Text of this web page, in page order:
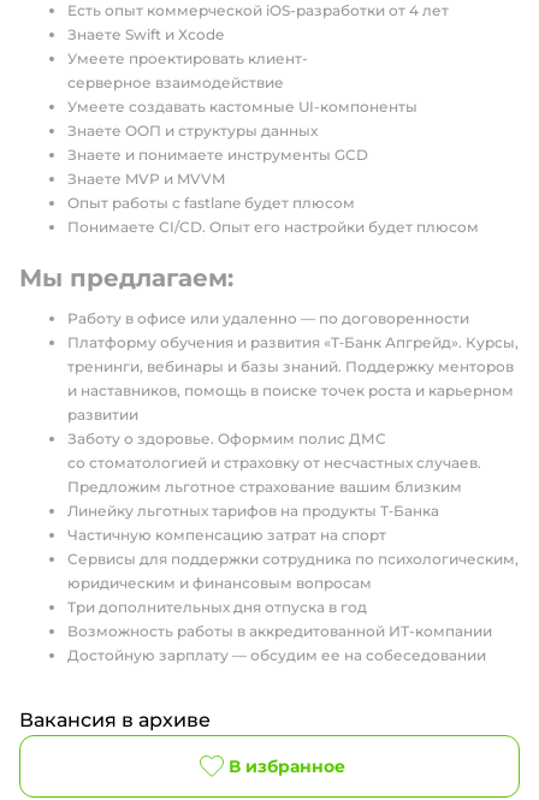
Есть опыт коммерческой iOS-разработки от 4 лет
Знаете Swift и Хсode
Умеете проектировать клиент-
серверное взаимодействие
Умеете создавать кастомные UI-компоненты
Знаете ООП и структуры данных
Знаете и понимаете инструменты GCD
Знаете MVP и MVVM
Опыт работы с fastlane будет плюсом
Понимаете CI/CD. Опыт его настройки будет плюсом
Мы предлагаем:
Работу в офисе или удаленно — по договоренности
Платформу обучения и развития «Т‑Банк Апгрейд». Курсы,
тренинги, вебинары и базы знаний. Поддержку менторов
и наставников, помощь в поиске точек роста и карьерном
развитии
Заботу о здоровье. Оформим полис ДМС
со стоматологией и страховку от несчастных случаев.
Предложим льготное страхование вашим близким
Линейку льготных тарифов на продукты Т‑Банка
Частичную компенсацию затрат на спорт
Сервисы для поддержки сотрудника по психологическим,
юридическим и финансовым вопросам
Три дополнительных дня отпуска в год
Возможность работы в аккредитованной ИТ-компании
Достойную зарплату — обсудим ее на собеседовании
Вакансия в архиве
В избранное